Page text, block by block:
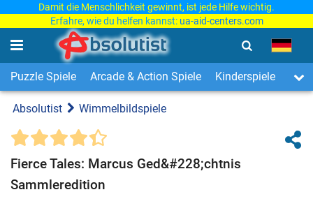
Damit die Menschlichkeit gewinnt, ist jede Hilfe wichtig.
Erfahre, wie du helfen kannst: ua-aid-centers.com
Puzzle Spiele Arcade & Action Spiele Kinderspiele 3-
Absolutist Wimmelbildspiele
Fierce Tales: Marcus Ged&#228;chtnis
Sammleredition